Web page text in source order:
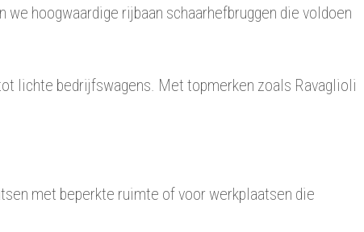
hoogwaardige rijbaan schaarhefbruggen die voldoen
lichte bedrijfswagens. Met topmerken zoals Ravaglioli
met beperkte ruimte of voor werkplaatsen die